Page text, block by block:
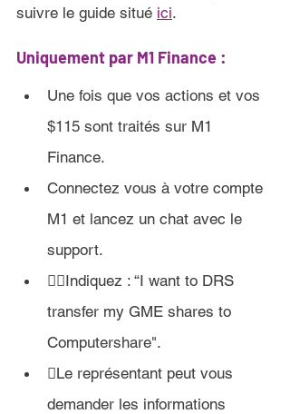
suivre le guide situé ici.
Uniquement par M1 Finance :
Une fois que vos actions et vos
$115 sont traités sur M1
Finance.
Connectez vous à votre compte
M1 et lancez un chat avec le
support.
Indiquez : “I want to DRS
transfer my GME shares to
Computershare".
Le représentant peut vous
demander les informations